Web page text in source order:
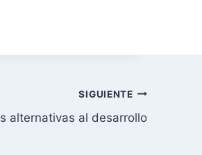
SIGUIENTE
alternativas al desarrollo